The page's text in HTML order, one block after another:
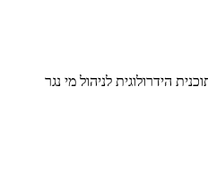
הידרולוגית לניהול מי נגר